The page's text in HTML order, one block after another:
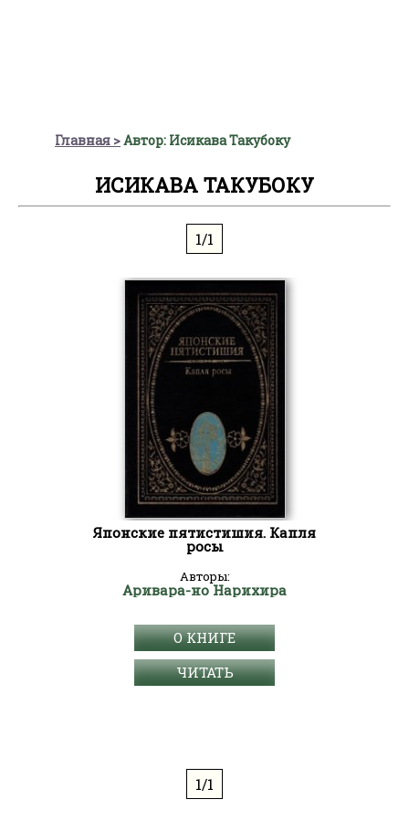
Главная Автор: Исикава Такубоку
ИСИКАВА ТАКУБОКУ
1/1
Японские пятистишия. Капля
росы
Авторы:
Аривара-но Нарихира
О КНИГЕ
ЧИТАТЬ
1/1